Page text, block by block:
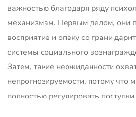
важностью благодаря ряду
механизмам. Первым делом, они
восприятие и опеку со грани
системы социального
Затем, такие неожиданности
непрогнозируемости, потому
полностью регулировать